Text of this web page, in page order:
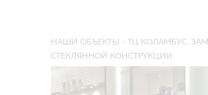
НАШИ ОБЪЕКТЫ - ТЦ КОЛАМБУС.
СТЕКЛЯННОЙ КОНСТРУКЦИИ